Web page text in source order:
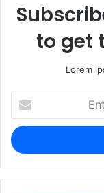
to get
Lorem